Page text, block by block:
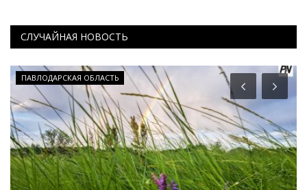
СЛУЧАЙНАЯ НОВОСТЬ
ПАВЛОДАРСКАЯ ОБЛАСТЬ